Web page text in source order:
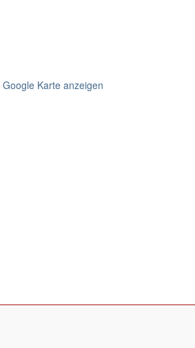
Google Karte anzeigen